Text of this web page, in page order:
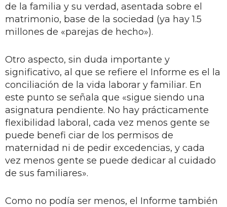
de la familia y su verdad, asentada sobre el
matrimonio, base de la sociedad (ya hay 1.5
millones de «parejas de hecho»).
Otro aspecto, sin duda importante y
significativo, al que se refiere el Informe es el la
conciliación de la vida laborar y familiar. En
este punto se señala que «sigue siendo una
asignatura pendiente. No hay prácticamente
flexibilidad laboral, cada vez menos gente se
puede benefi ciar de los permisos de
maternidad ni de pedir excedencias, y cada
vez menos gente se puede dedicar al cuidado
de sus familiares».
Como no podía ser menos, el Informe también